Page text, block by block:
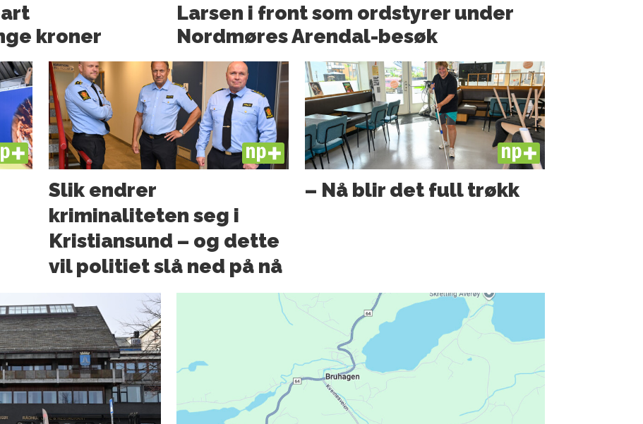
kroner
Larsen i front som ordstyrer under
Nordmøres Arendal-besøk
PLUS
Slik endrer
kriminaliteten seg i
Kristiansund – og dette
vil politiet slå ned på nå
PLUS
– Nå blir det full trøkk